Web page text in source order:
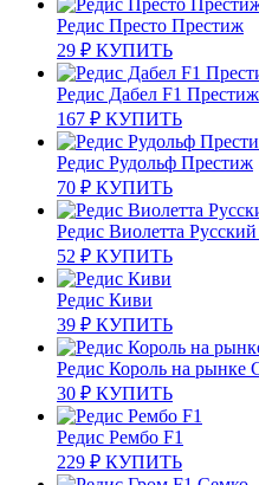
Редис Престо Престиж
29 ₽ КУПИТЬ
Редис Дабел F1 Престиж
167 ₽ КУПИТЬ
Редис Рудольф Престиж
70 ₽ КУПИТЬ
Редис Виолетта
52 ₽ КУПИТЬ
Редис Киви
39 ₽ КУПИТЬ
Редис Король на рынке
30 ₽ КУПИТЬ
Редис Рембо F1
229 ₽ КУПИТЬ